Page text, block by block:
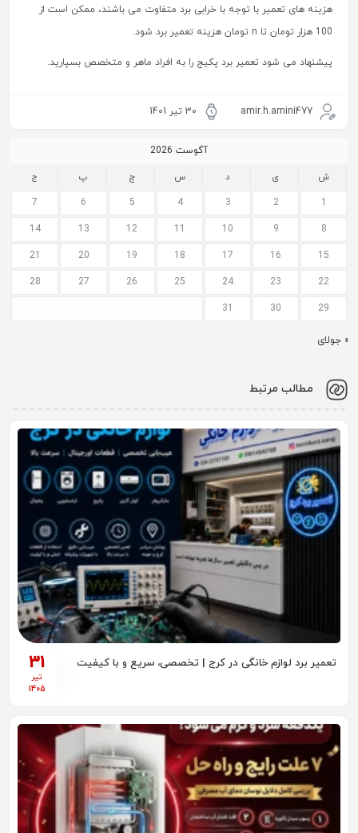
هزینه های تعمیر با توجه با خرابی برد متفاوت می باشند، ممکن است از
100 هزار تومان تا n تومان هزینه تعمیر برد شود.
پیشنهاد می شود تعمیر برد پکیج را به افراد ماهر و متخصص بسپارید.
amir.h.amini477 30 تیر 1401
آگوست 2026
ش ی د س چ پ
ج
1
2
3
4
5
6
7
8
9
10
11
12
13
14
15
16
17
18
19
20
21
22
23
24
25
26
27
28
29
30
31
« جولای
مطالب مرتبط
31
تیر
1405
تعمیر برد لوازم خانگی در کرج | تخصصی، سریع و با کیفیت